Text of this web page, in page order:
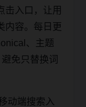
击入口，让用
内容。每日更
、主题
免只替换词
动端搜索入